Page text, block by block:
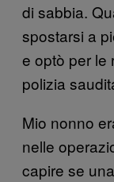
di sabbia.
spostarsi a
e optò per le
polizia
Mio nonno
nelle
capire se